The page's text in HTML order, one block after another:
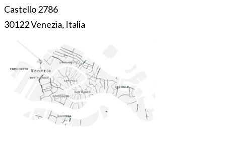
Castello 2786
30122 Venezia, Italia